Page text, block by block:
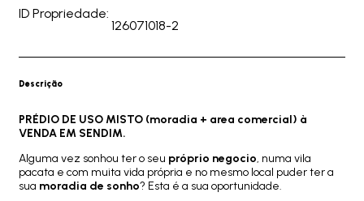
ID Propriedade:
126071018-2
Descrição
PRÉDIO DE USO MISTO (moradia + area comercial) à
VENDA EM SENDIM.
Alguma vez sonhou ter o seu próprio negocio, numa vila
pacata e com muita vida própria e no mesmo local puder ter a
sua moradia de sonho? Esta é a sua oportunidade.